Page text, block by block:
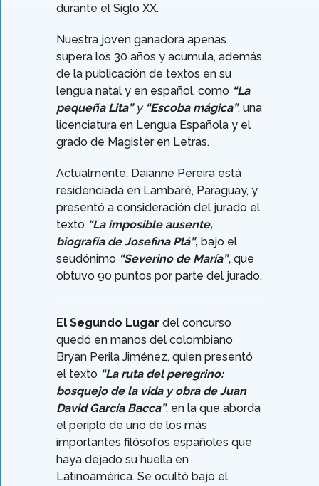
durante el Siglo XX.
Nuestra joven ganadora apenas
supera los 30 años y acumula, además
de la publicación de textos en su
lengua natal y en español, como “La
pequeña Lita”y “Escoba mágica”, una
licenciatura en Lengua Española y el
grado de Magister en Letras.
Actualmente, Daianne Pereira está
residenciada en Lambaré, Paraguay, y
presentó a consideración del jurado el
texto “La imposible ausente,
biografía de Josefina Plá”, bajo el
seudónimo “Severino de María”, que
obtuvo 90 puntos por parte del jurado.
El Segundo Lugar del concurso
quedó en manos del colombiano
Bryan Perila Jiménez, quien presentó
el texto “La ruta del peregrino:
bosquejo de la vida y obra de Juan
David García Bacca”, en la que aborda
el periplo de uno de los más
importantes filósofos españoles que
haya dejado su huella en
Latinoamérica. Se ocultó bajo el